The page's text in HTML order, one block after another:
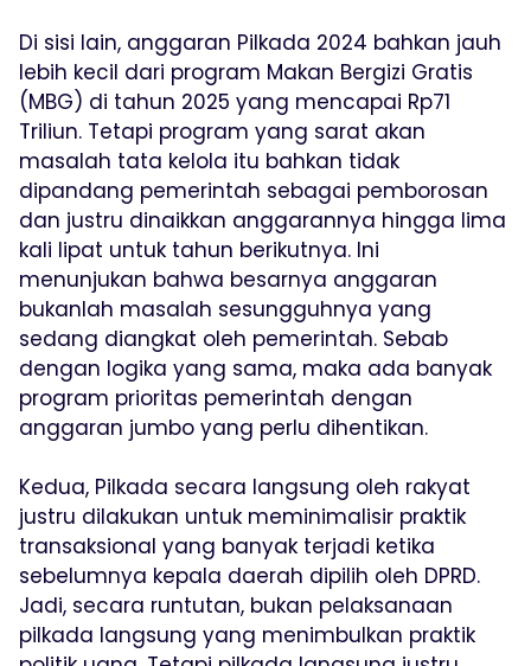
Di sisi lain, anggaran Pilkada 2024 bahkan jauh
lebih kecil dari program Makan Bergizi Gratis
(MBG) di tahun 2025 yang mencapai Rp71
Triliun. Tetapi program yang sarat akan
masalah tata kelola itu bahkan tidak
dipandang pemerintah sebagai pemborosan
dan justru dinaikkan anggarannya hingga lima
kali lipat untuk tahun berikutnya. Ini
menunjukan bahwa besarnya anggaran
bukanlah masalah sesungguhnya yang
sedang diangkat oleh pemerintah. Sebab
dengan logika yang sama, maka ada banyak
program prioritas pemerintah dengan
anggaran jumbo yang perlu dihentikan.
Kedua, Pilkada secara langsung oleh rakyat
justru dilakukan untuk meminimalisir praktik
transaksional yang banyak terjadi ketika
sebelumnya kepala daerah dipilih oleh DPRD.
Jadi, secara runtutan, bukan pelaksanaan
pilkada langsung yang menimbulkan praktik